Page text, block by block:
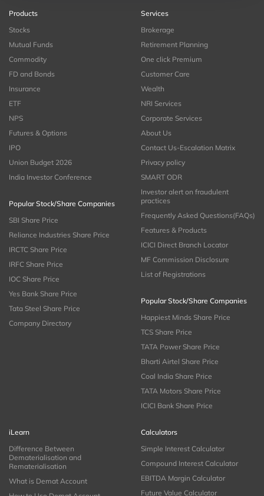
Products
Stocks
Mutual Funds
Commodity
FD and Bonds
Insurance
ETF
NPS
Futures & Options
IPO
Union Budget 2026
India Investor Conference
Popular Stock/Share Companies
SBI Share Price
Reliance Industries Share Price
IRCTC Share Price
IRFC Share Price
IOC Share Price
Yes Bank Share Price
Tata Steel Share Price
Company Directory
Services
Brokerage
Retirement Planning
One click Premium
Customer Care
Wealth
NRI Services
Corporate Services
About Us
Contact Us-Escalation Matrix
Privacy policy
SMART ODR
Investor alert on fraudulent
practices
Frequently Asked Questions(FAQs)
Features & Products
ICICI Direct Branch Locator
MF Commission Disclosure
List of Registrations
Popular Stock/Share Companies
Happiest Minds Share Price
TCS Share Price
TATA Power Share Price
Bharti Airtel Share Price
Coal India Share Price
TATA Motors Share Price
ICICI Bank Share Price
iLearn
Difference Between
Dematerialisation and
Rematerialisation
What is Demat Account
Calculators
Simple Interest Calculator
Compound Interest Calculator
EBITDA Margin Calculator
Future Value Calculator